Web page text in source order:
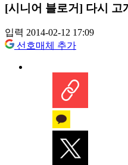
[시니어 블로거] 다시 고
입력 2014-02-12 17:09
선호매체 추가